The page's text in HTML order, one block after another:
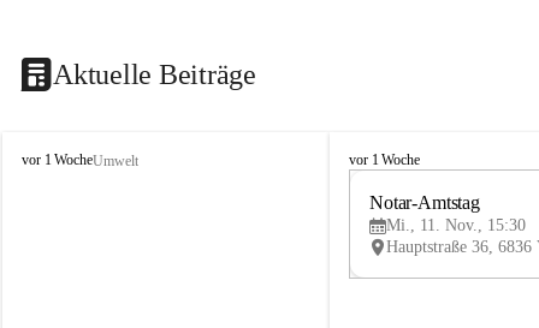
Aktuelle Beiträge
V
vor 1 WocheUmwelt
V
vor 1 Woche
Notar-Amtstag
Mi., 11. Nov., 15:30